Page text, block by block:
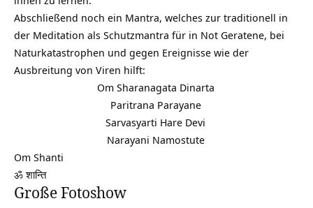
Abschließend noch ein Mantra, welches zur traditionell in
der Meditation als Schutzmantra für in Not Geratene, bei
Naturkatastrophen und gegen Ereignisse wie der
Ausbreitung von Viren hilft:
Om Sharanagata Dinarta
Paritrana Parayane
Sarvasyarti Hare Devi
Narayani Namostute
Om Shanti
ॐ शान्ति
Große Fotoshow